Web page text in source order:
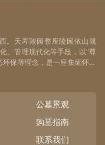
。天寿陵园整座陵园依山就
、管理现代化等手段，以“尊
保等理念，是一座集缅怀祭
园林式陵园。
公墓景观
购墓指南
联系我们